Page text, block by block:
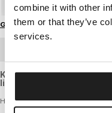
combine it with other
them or that they’ve
services.
Größenratgeber
Kangaroo jacket made of
lining.
Herren Mid-Weight Kapuzen-